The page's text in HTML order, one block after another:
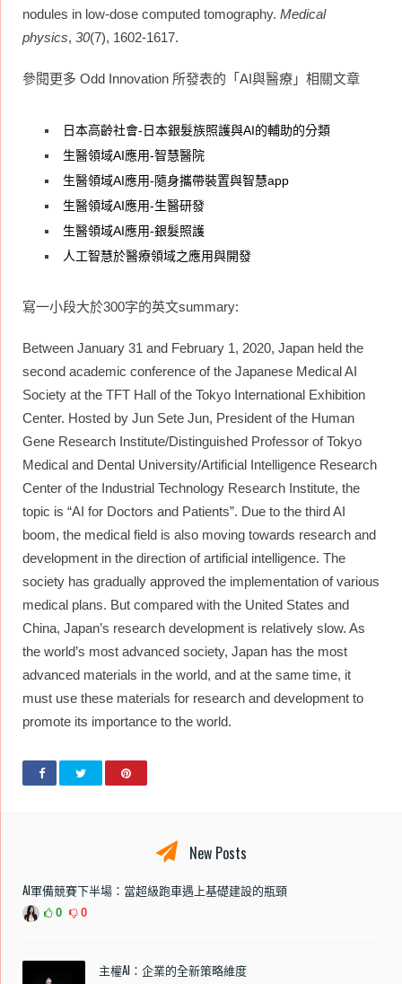
nodules in low‐dose computed tomography. Medical
physics, 30(7), 1602-1617.
參閱更多 Odd Innovation 所發表的「AI與醫療」相關文章
日本高齡社會-日本銀髮族照護與AI的輔助的分類
生醫領域AI應用-智慧醫院
生醫領域AI應用-隨身攜帶裝置與智慧app
生醫領域AI應用-生醫研發
生醫領域AI應用-銀髮照護
人工智慧於醫療領域之應用與開發
寫一小段大於300字的英文summary:
Between January 31 and February 1, 2020, Japan held the
second academic conference of the Japanese Medical AI
Society at the TFT Hall of the Tokyo International Exhibition
Center. Hosted by Jun Sete Jun, President of the Human
Gene Research Institute/Distinguished Professor of Tokyo
Medical and Dental University/Artificial Intelligence Research
Center of the Industrial Technology Research Institute, the
topic is “AI for Doctors and Patients”. Due to the third AI
boom, the medical field is also moving towards research and
development in the direction of artificial intelligence. The
society has gradually approved the implementation of various
medical plans. But compared with the United States and
China, Japan’s research development is relatively slow. As
the world’s most advanced society, Japan has the most
advanced materials in the world, and at the same time, it
must use these materials for research and development to
promote its importance to the world.
New Posts
AI軍備競賽下半場：當超級跑車遇上基礎建設的瓶頸
0 0
主權AI：企業的全新策略維度